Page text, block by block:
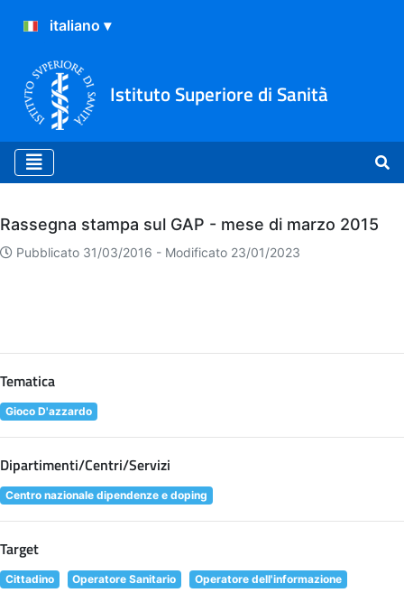
Istituto Superiore di Sanità
Archivio
Rassegna stampa sul GAP - mese di marzo 2015
Pubblicato 31/03/2016 - Modificato 23/01/2023
Tematica
Gioco D'azzardo
Dipartimenti/Centri/Servizi
Centro nazionale dipendenze e doping
Target
Cittadino Operatore Sanitario Operatore dell'informazione